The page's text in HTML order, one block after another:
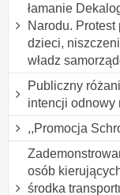
łamanie
Narodu.
dzieci,
władz
Publiczny
intencji odnowy
,,Promocja
osób
środka